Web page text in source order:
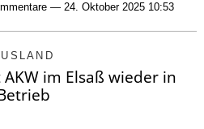
— 24. Oktober 2025 10:53
im Elsaß wieder in